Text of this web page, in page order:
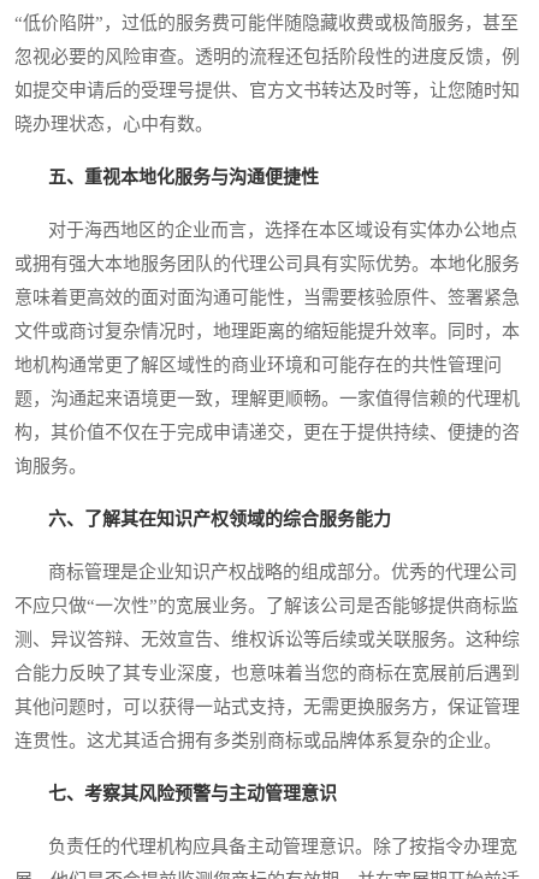
“低价陷阱”，过低的服务费可能伴随隐藏收费或极简服务，甚至
忽视必要的风险审查。透明的流程还包括阶段性的进度反馈，例
如提交申请后的受理号提供、官方文书转达及时等，让您随时知
晓办理状态，心中有数。
五、重视本地化服务与沟通便捷性
对于海西地区的企业而言，选择在本区域设有实体办公地点
或拥有强大本地服务团队的代理公司具有实际优势。本地化服务
意味着更高效的面对面沟通可能性，当需要核验原件、签署紧急
文件或商讨复杂情况时，地理距离的缩短能提升效率。同时，本
地机构通常更了解区域性的商业环境和可能存在的共性管理问
题，沟通起来语境更一致，理解更顺畅。一家值得信赖的代理机
构，其价值不仅在于完成申请递交，更在于提供持续、便捷的咨
询服务。
六、了解其在知识产权领域的综合服务能力
商标管理是企业知识产权战略的组成部分。优秀的代理公司
不应只做“一次性”的宽展业务。了解该公司是否能够提供商标监
测、异议答辩、无效宣告、维权诉讼等后续或关联服务。这种综
合能力反映了其专业深度，也意味着当您的商标在宽展前后遇到
其他问题时，可以获得一站式支持，无需更换服务方，保证管理
连贯性。这尤其适合拥有多类别商标或品牌体系复杂的企业。
七、考察其风险预警与主动管理意识
负责任的代理机构应具备主动管理意识。除了按指令办理宽